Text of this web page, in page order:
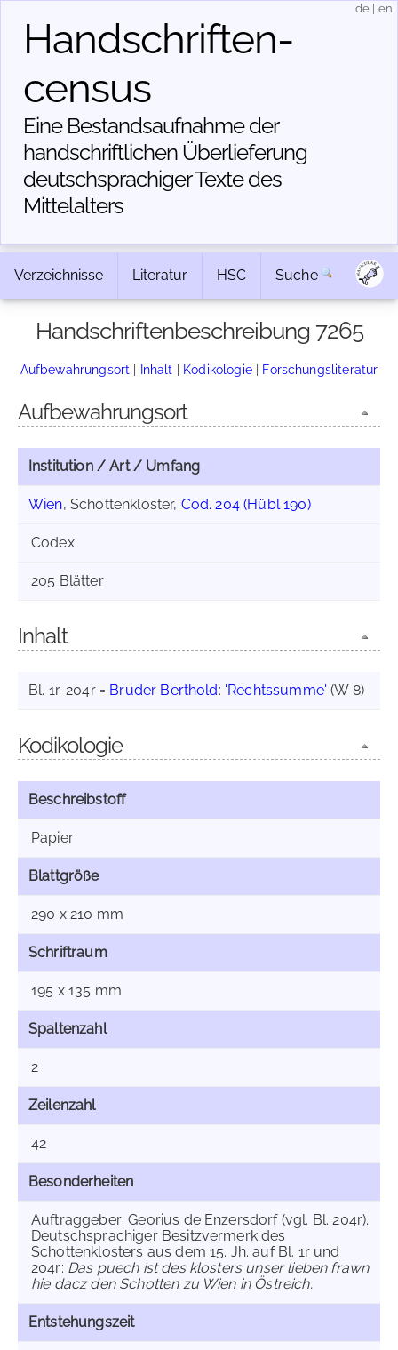
Handschriften­
census
Eine Bestandsaufnahme der
handschriftlichen Über­lieferung
deutschsprachiger Texte des
Mittelalters
de en
Verzeichnisse Literatur HSC Suche
Handschriftenbeschreibung 7265
Aufbewahrungsort | Inhalt | Kodikologie| Forschungsliteratur
Aufbewahrungsort
Institution / Art / Umfang
Wien, Schottenkloster, Cod. 204 (Hübl 190)
Codex
205 Blätter
Inhalt
Bl. 1r-204r = Bruder Berthold: 'Rechtssumme' (W 8)
Kodikologie
Beschreibstoff
Papier
Blattgröße
290 x 210 mm
Schriftraum
195 x 135 mm
Spaltenzahl
2
Zeilenzahl
42
Besonderheiten
Auftraggeber: Georius de Enzersdorf (vgl. Bl. 204r).
Deutschsprachiger Besitzvermerk des
Schottenklosters aus dem 15. Jh. auf Bl. 1r und
204r: Das puech ist des klosters unser lieben frawn
hie dacz den Schotten zu Wien in Östreich.
Entstehungszeit